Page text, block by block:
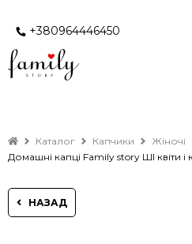
+380964446450
Каталог Капчики
Жіночі
Домашні капці Family story ШІ квіти і
НАЗАД